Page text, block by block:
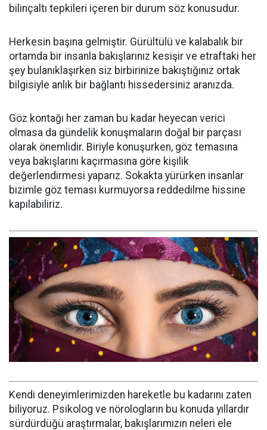
bilinçaltı tepkileri içeren bir durum söz konusudur.
Herkesin başına gelmiştir. Gürültülü ve kalabalık bir
ortamda bir insanla bakışlarınız kesişir ve etraftaki her
şey bulanıklaşırken siz birbirinize bakıştığınız ortak
bilgisiyle anlık bir bağlantı hissedersiniz aranızda.
Göz kontağı her zaman bu kadar heyecan verici
olmasa da gündelik konuşmaların doğal bir parçası
olarak önemlidir. Biriyle konuşurken, göz temasına
veya bakışlarını kaçırmasına göre kişilik
değerlendirmesi yaparız. Sokakta yürürken insanlar
bizimle göz teması kurmuyorsa reddedilme hissine
kapılabiliriz.
Kendi deneyimlerimizden hareketle bu kadarını zaten
biliyoruz. Psikolog ve nörologların bu konuda yıllardır
sürdürdüğü araştırmalar, bakışlarımızın neleri ele